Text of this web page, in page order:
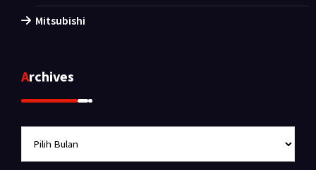
Mitsubishi
Archives